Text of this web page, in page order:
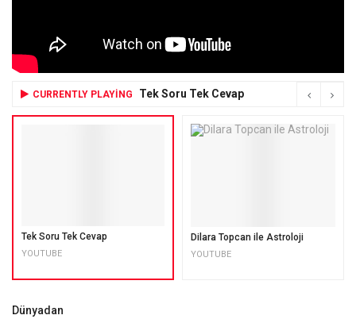
CURRENTLY PLAYING Tek Soru Tek Cevap
Tek Soru Tek Cevap
YOUTUBE
Dilara Topcan ile Astroloji
YOUTUBE
Dünyadan